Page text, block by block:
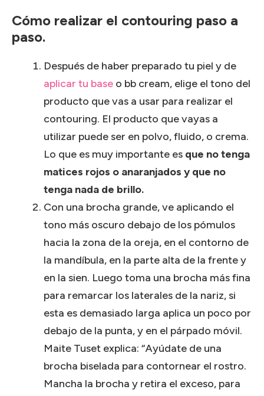
Cómo realizar el contouring paso a
paso.
Después de haber preparado tu piel y de
aplicar tu base o bb cream, elige el tono del
producto que vas a usar para realizar el
contouring. El producto que vayas a
utilizar puede ser en polvo, fluido, o crema.
Lo que es muy importante es que no tenga
matices rojos o anaranjados y que no
tenga nada de brillo.
Con una brocha grande, ve aplicando el
tono más oscuro debajo de los pómulos
hacia la zona de la oreja, en el contorno de
la mandíbula, en la parte alta de la frente y
en la sien. Luego toma una brocha más fina
para remarcar los laterales de la nariz, si
esta es demasiado larga aplica un poco por
debajo de la punta, y en el párpado móvil.
Maite Tuset explica: “Ayúdate de una
brocha biselada para contornear el rostro.
Mancha la brocha y retira el exceso, para